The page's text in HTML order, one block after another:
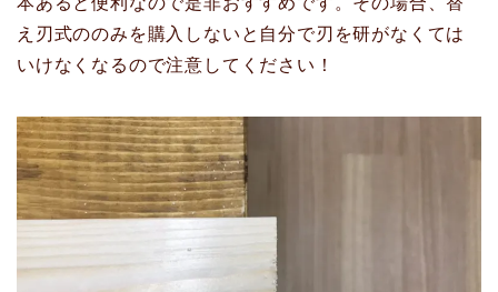
え刃式ののみを購入しないと自分で刃を研がなくては
いけなくなるので注意してください！